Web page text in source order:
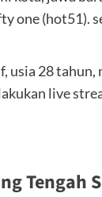
one (hot51).
usia 28
live
Tengah